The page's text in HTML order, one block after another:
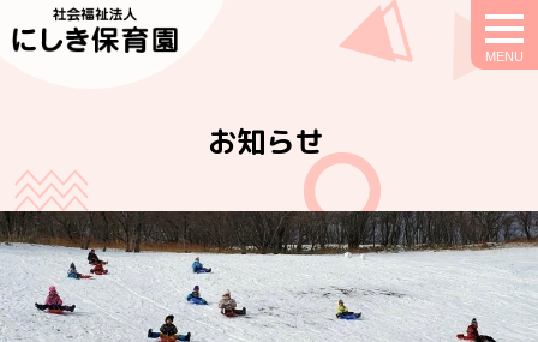
お知らせ